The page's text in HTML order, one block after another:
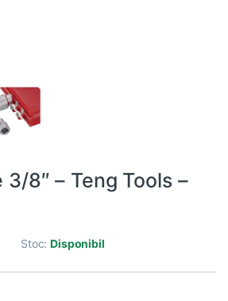
8″ – Teng Tools –
Stoc:Disponibil